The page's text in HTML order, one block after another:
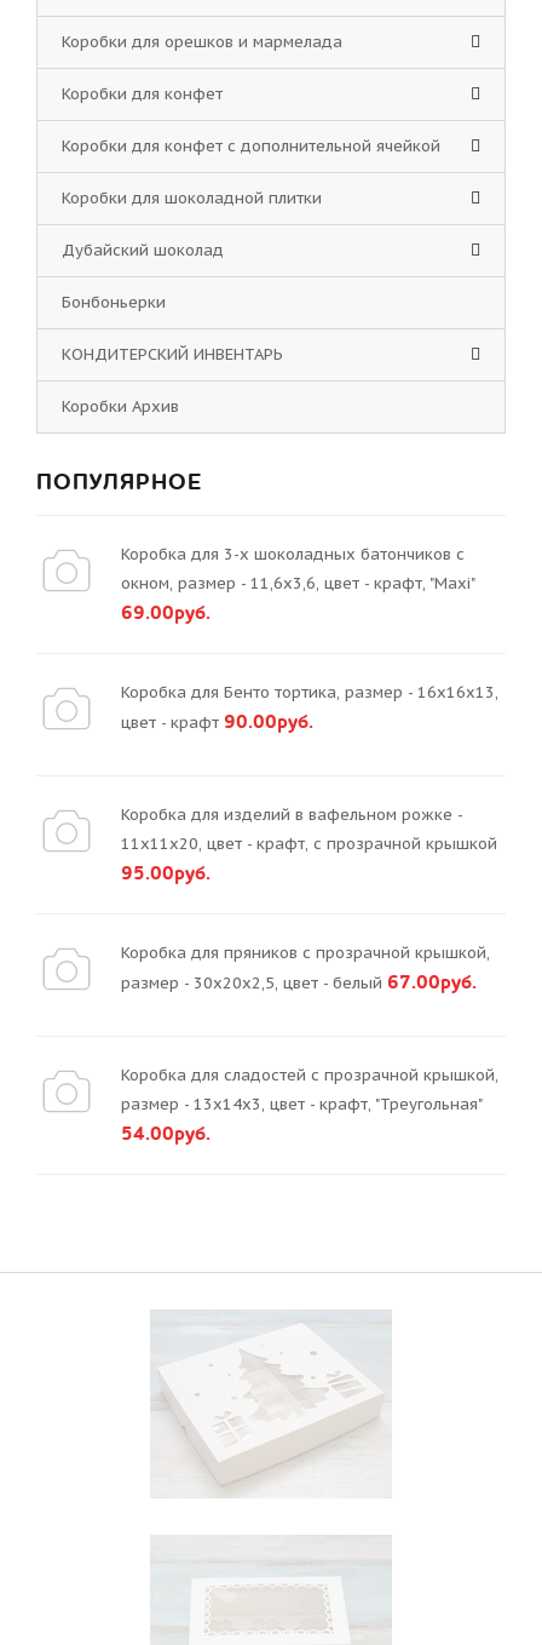
Коробки для орешков и мармелада
Коробки для конфет
Коробки для конфет с дополнительной ячейкой
Коробки для шоколадной плитки
Дубайский шоколад
Бонбоньерки
КОНДИТЕРСКИЙ ИНВЕНТАРЬ
Коробки Архив
ПОПУЛЯРНОЕ
Коробка для 3-х шоколадных батончиков с
окном, размер - 11,6х3,6, цвет - крафт, "Maxi"
69.00руб.
Коробка для Бенто тортика, размер - 16х16х13,
цвет - крафт 90.00руб.
Коробка для изделий в вафельном рожке -
11х11х20, цвет - крафт, с прозрачной крышкой
95.00руб.
Коробка для пряников с прозрачной крышкой,
размер - 30х20х2,5, цвет - белый 67.00руб.
Коробка для сладостей с прозрачной крышкой,
размер - 13х14х3, цвет - крафт, "Треугольная"
54.00руб.